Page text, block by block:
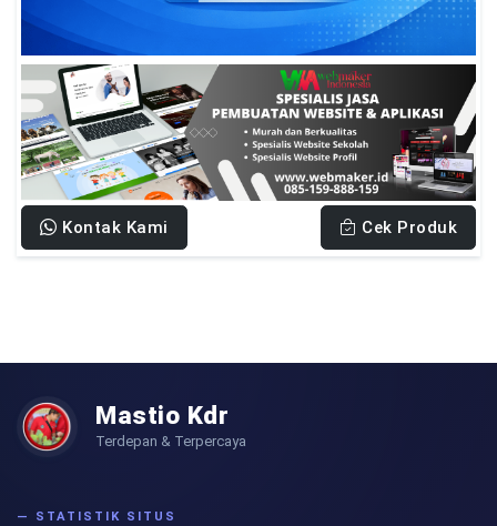
Kontak Kami Cek Produk
Mastio Kdr
Terdepan & Terpercaya
— STATISTIK SITUS